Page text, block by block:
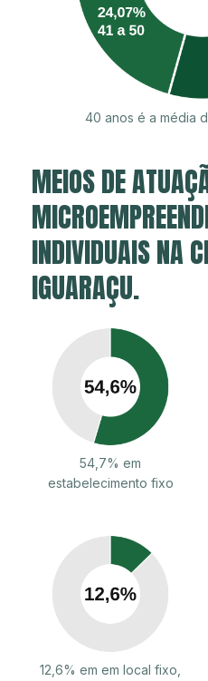
40 anos é a média
MEIOS DE
INDIVIDUAIS NA
IGUARAÇU.
54,7% em
estabelecimento fixo
12,6% em em local fixo,